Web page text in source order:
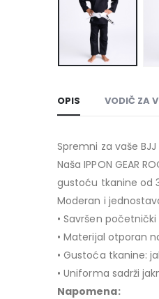
OPIS VODIČ ZA
Spremni za vaše
Naša IPPON GEAR
gustoću tkanine od
Moderan i
• Savršen
• Materijal otporan
• Gustoća tkanine:
• Uniforma sadrži
Napomena: